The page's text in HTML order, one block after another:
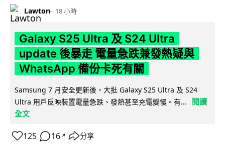
Lawton 18 小時
Galaxy S25 Ultra 及 S24 Ultra
update 後暴走 電量急跌兼發熱疑與
WhatsApp 備份卡死有關
Samsung 7 月安全更新後，大批 Galaxy S25 Ultra 及 S24
Ultra 用戶反映裝置電量急跌、發熱甚至充電變慢。有...
閱讀
全文
125 16 ↗ 分享